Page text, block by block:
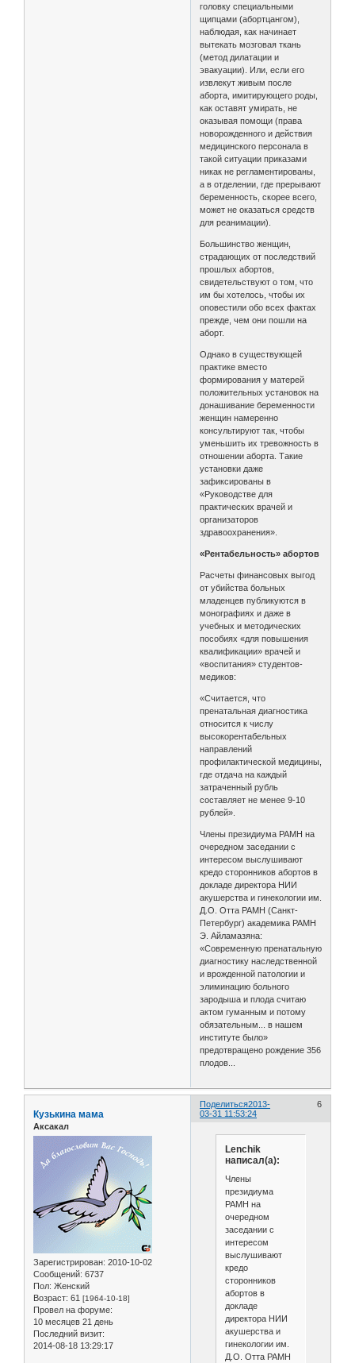
головку специальными
щипцами (абортцангом),
наблюдая, как начинает
вытекать мозговая ткань
(метод дилатации и
эвакуации). Или, если его
извлекут живым после
аборта, имитирующего роды,
как оставят умирать, не
оказывая помощи (права
новорожденного и действия
медицинского персонала в
такой ситуации приказами
никак не регламентированы,
а в отделении, где прерывают
беременность, скорее всего,
может не оказаться средств
для реанимации).
Большинство женщин,
страдающих от последствий
прошлых абортов,
свидетельствуют о том, что
им бы хотелось, чтобы их
оповестили обо всех фактах
прежде, чем они пошли на
аборт.
Однако в существующей
практике вместо
формирования у матерей
положительных установок на
донашивание беременности
женщин намеренно
консультируют так, чтобы
уменьшить их тревожность в
отношении аборта. Такие
установки даже
зафиксированы в
«Руководстве для
практических врачей и
организаторов
здравоохранения».
«Рентабельность» абортов
Расчеты финансовых выгод
от убийства больных
младенцев публикуются в
монографиях и даже в
учебных и методических
пособиях «для повышения
квалификации» врачей и
«воспитания» студентов-
медиков:
«Считается, что
пренатальная диагностика
относится к числу
высокорентабельных
направлений
профилактической медицины,
где отдача на каждый
затраченный рубль
составляет не менее 9-10
рублей».
Члены президиума РАМН на
очередном заседании с
интересом выслушивают
кредо сторонников абортов в
докладе директора НИИ
акушерства и гинекологии им.
Д.О. Отта РАМН (Санкт-
Петербург) академика РАМН
Э. Айламазяна:
«Современную пренатальную
диагностику наследственной
и врожденной патологии и
элиминацию больного
зародыша и плода считаю
актом гуманным и потому
обязательным... в нашем
институте было»
предотвращено рождение 356
плодов...
Поделиться 6
2013-
03-31 11:53:24
Кузькина мама
Аксакал
Зарегистрирован: 2010-10-02
Сообщений: 6737
Пол: Женский
Возраст: 61 [1964-10-18]
Провел на форуме:
10 месяцев 21 день
Последний визит:
2014-08-18 13:29:17
Lenchik
написал(а):
Члены
президиума
РАМН на
очередном
заседании с
интересом
выслушивают
кредо
сторонников
абортов в
докладе
директора НИИ
акушерства и
гинекологии им.
Д.О. Отта РАМН